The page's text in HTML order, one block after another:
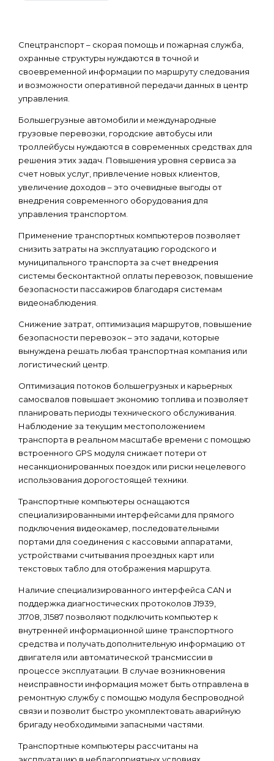
Спецтранспорт – скорая помощь и пожарная служба,
охранные структуры нуждаются в точной и
своевременной информации по маршруту следования
и возможности оперативной передачи данных в центр
управления.
Большегрузные автомобили и международные
грузовые перевозки, городские автобусы или
троллейбусы нуждаются в современных средствах для
решения этих задач. Повышения уровня сервиса за
счет новых услуг, привлечение новых клиентов,
увеличение доходов – это очевидные выгоды от
внедрения современного оборудования для
управления транспортом.
Применение транспортных компьютеров позволяет
снизить затраты на эксплуатацию городского и
муниципального транспорта за счет внедрения
системы бесконтактной оплаты перевозок, повышение
безопасности пассажиров благодаря системам
видеонаблюдения.
Снижение затрат, оптимизация маршрутов, повышение
безопасности перевозок – это задачи, которые
вынуждена решать любая транспортная компания или
логистический центр.
Оптимизация потоков большегрузных и карьерных
самосвалов повышает экономию топлива и позволяет
планировать периоды технического обслуживания.
Наблюдение за текущим местоположением
транспорта в реальном масштабе времени с помощью
встроенного GPS модуля снижает потери от
несанкционированных поездок или риски нецелевого
использования дорогостоящей техники.
Транспортные компьютеры оснащаются
специализированными интерфейсами для прямого
подключения видеокамер, последовательными
портами для соединения с кассовыми аппаратами,
устройствами считывания проездных карт или
текстовых табло для отображения маршрута.
Наличие специализированного интерфейса CAN и
поддержка диагностических протоколов J1939,
J1708, J1587 позволяют подключить компьютер к
внутренней информационной шине транспортного
средства и получать дополнительную информацию от
двигателя или автоматической трансмиссии в
процессе эксплуатации. В случае возникновения
неисправности информация может быть отправлена в
ремонтную службу с помощью модуля беспроводной
связи и позволит быстро укомплектовать аварийную
бригаду необходимыми запасными частями.
Транспортные компьютеры рассчитаны на